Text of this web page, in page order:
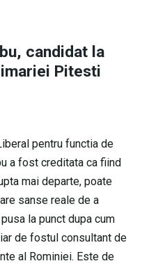
candidat la
Pitesti
pentru functia de
a fost creditata ca fiind
mai departe, poate
sanse reale de a
la punct dupa cum
de fostul consultant de
al Rominiei. Este de